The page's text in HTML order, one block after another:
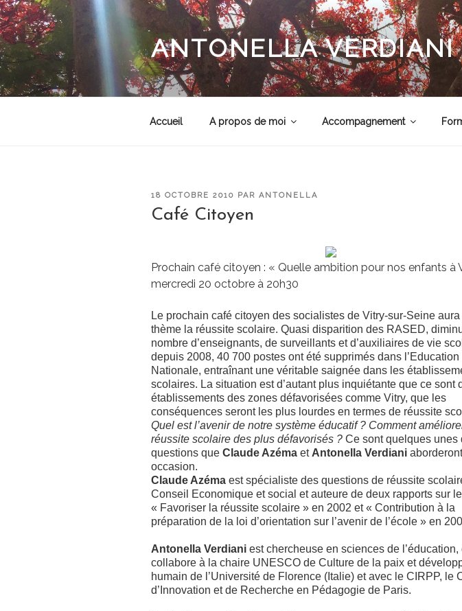
Aller
au
contenu
principal
ANTONELLA VERDIANI
Accueil A propos de moi Accompagnement
PUBLIÉ
LE
18 OCTOBRE 2010 PAR ANTONELLA
Café Citoyen
Prochain café citoyen : « Quelle ambition pour nos enfants à
mercredi 20 octobre à 20h30
Le prochain café citoyen des socialistes de Vitry-sur-Seine
thème la réussite scolaire. Quasi disparition des RASED,
nombre d’enseignants, de surveillants et d’auxiliaires de vie
depuis 2008, 40 700 postes ont été supprimés dans l’Education
Nationale, entraînant une véritable saignée dans les
scolaires. La situation est d’autant plus inquiétante que ce sont
établissements des zones défavorisées comme Vitry, que les
conséquences seront les plus lourdes en termes de réussite
Quel est l’avenir de notre système éducatif ? Comment
réussite scolaire des plus défavorisés ? Ce sont quelques unes
questions que Claude Azéma et Antonella Verdiani
occasion.
Claude Azéma est spécialiste des questions de réussite
Conseil Economique et social et auteure de deux rapports sur
« Favoriser la réussite scolaire » en 2002 et « Contribution à la
préparation de la loi d’orientation sur l’avenir de l’école » en
Antonella Verdiani est chercheuse en sciences de l’éducation,
collabore à la chaire UNESCO de Culture de la paix et
humain de l’Université de Florence (Italie) et avec le CIRPP, le
d’Innovation et de Recherche en Pédagogie de Paris.